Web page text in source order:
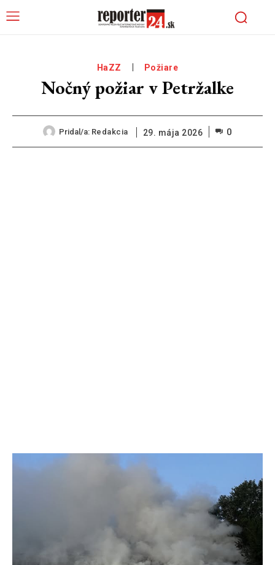
HaZZ Požiare
Nočný požiar v Petržalke
Pridal/a: Redakcia 29. mája 2026 0